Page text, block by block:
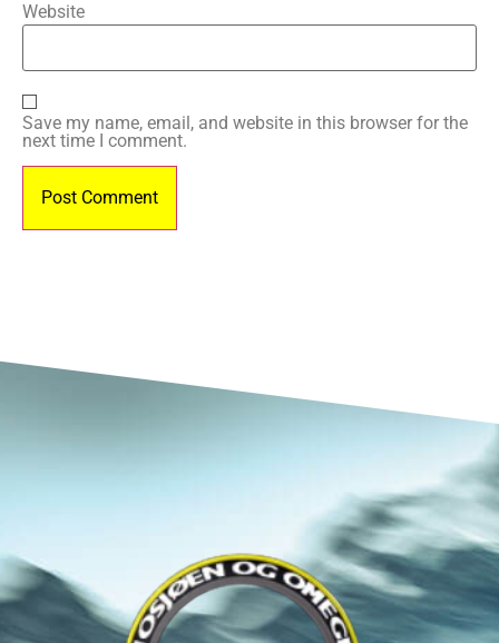
Website
Save my name, email, and website in this browser for the
next time I comment.